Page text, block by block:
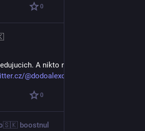
0
A nikto nič. Výsledok nula
@dodoalexo/116148
0
boostnul